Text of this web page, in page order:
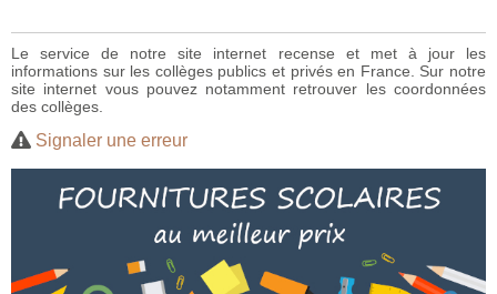
Le service de notre site internet recense et met à jour les
informations sur les collèges publics et privés en France. Sur notre
site internet vous pouvez notamment retrouver les coordonnées
des collèges.
Signaler une erreur